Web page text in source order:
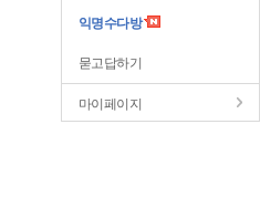
익명수다방
묻고답하기
마이페이지